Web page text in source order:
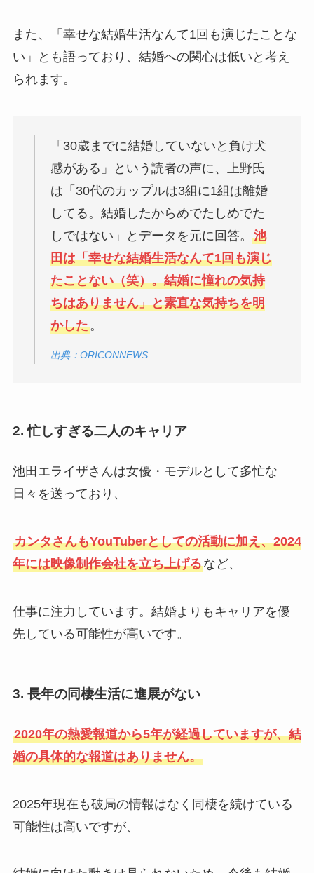
また、「幸せな結婚生活なんて1回も演じたことな
い」とも語っており、結婚への関心は低いと考え
られます。
「30歳までに結婚していないと負け犬
感がある」という読者の声に、上野氏
は「30代のカップルは3組に1組は離婚
してる。結婚したからめでたしめでた
しではない」とデータを元に回答。 池
田は「幸せな結婚生活なんて1回も演じ
たことない（笑）。結婚に憧れの気持
ちはありません」と素直な気持ちを明
かした。
出典：ORICONNEWS
2. 忙しすぎる二人のキャリア
池田エライザさんは女優・モデルとして多忙な
日々を送っており、
カンタさんもYouTuberとしての活動に加え、2024
年には映像制作会社を立ち上げるなど、
仕事に注力しています。結婚よりもキャリアを優
先している可能性が高いです。
3. 長年の同棲生活に進展がない
2020年の熱愛報道から5年が経過していますが、結
婚の具体的な報道はありません。
2025年現在も破局の情報はなく同棲を続けている
可能性は高いですが、